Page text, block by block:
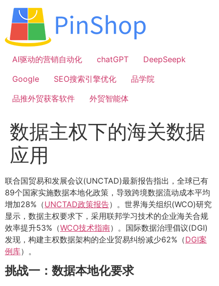
容
AI驱动的营销自动化
chatGPT
DeepSeepk
Google
SEO搜索引擎优化
品学院
品推外贸获客软件
外贸智能体
数据主权下的海关数据
应用
联合国贸易和发展会议(UNCTAD)最新报告指出，全球已有
89个国家实施数据本地化政策，导致跨境数据流动成本平均
增加28%（UNCTAD政策报告）。世界海关组织(WCO)研究
显示，数据主权要求下，采用联邦学习技术的企业海关合规
效率提升53%（WCO技术指南）。国际数据治理倡议(DGI)
发现，构建主权数据架构的企业贸易纠纷减少62%（DGI案
例库）。
挑战一：数据本地化要求